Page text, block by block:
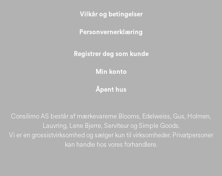
Consilimo AS består af mærkevarerne Blooms, Edelweiss, Gus, Holmen,
Lauvring, Lene Bjerre, Serviteur og Simple Goods.
Vi er en grossistvirksomhed og sælger kun til virksomheder. Privatpersoner
kan handle hos vores forhandlere.
Vilkår og betingelser
Personvernerklæring
Registrer deg som kunde
Min konto
Åpent hus